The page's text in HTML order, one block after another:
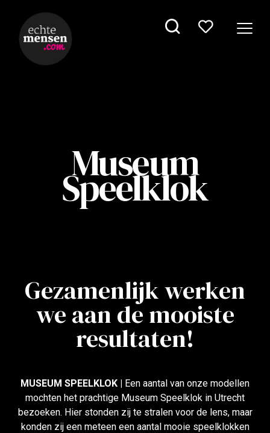
Museum
Speelklok
Gezamenlijk werken
we aan de mooiste
resultaten!
MUSEUM SPEELKLOK | Een aantal van onze modellen
mochten het prachtige Museum Speelklok in Utrecht
bezoeken. Hier stonden zij te stralen voor de lens, maar
konden zij een meteen een aantal mooie speelklokken